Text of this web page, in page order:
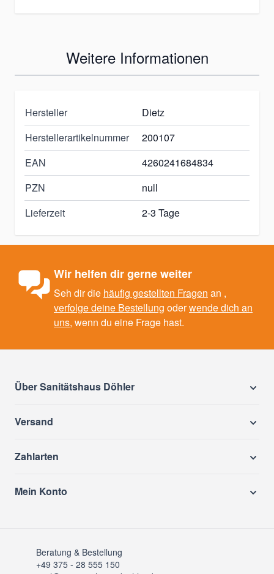
Weitere Informationen
Hersteller
Dietz
Herstellerartikelnummer
200107
EAN
4260241684834
PZN
null
Lieferzeit
2-3 Tage
Wir helfen dir gerne weiter
Seh dir die häufig gestellten Fragen an ,
verfolge deine Bestellung oderwende dich an
uns, wenn du eine Frage hast.
Über Sanitätshaus Döhler
Versand
Zahlarten
Mein Konto
Beratung & Bestellung
+49 375 - 28 555 150